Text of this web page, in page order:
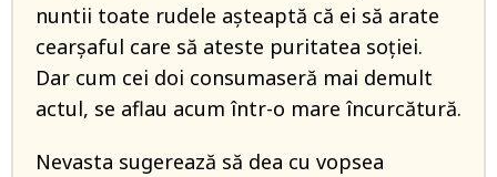
nuntii toate rudele așteaptă că ei să arate
cearșaful care să ateste puritatea soției.
Dar cum cei doi consumaseră mai demult
actul, se aflau acum într-o mare încurcătură.
Nevasta sugerează să dea cu vopsea